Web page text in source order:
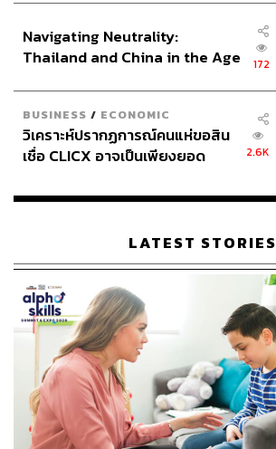
Navigating Neutrality:
Thailand and China in the Age
172
BUSINESS / ECONOMIC
วิเคราะห์ปรากฏการณ์คนแห่ขอสิน
เชื่อ CLICX อาจเป็นเพียงยอด
เรือนไทยที่ถูกซุกไว้
2.6K
LATEST STORIES